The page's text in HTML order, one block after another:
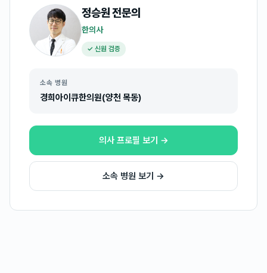
정승원전문의
한의사
✓ 신원 검증
소속 병원
경희아이큐한의원(양천 목동)
의사 프로필 보기 →
소속 병원 보기 →